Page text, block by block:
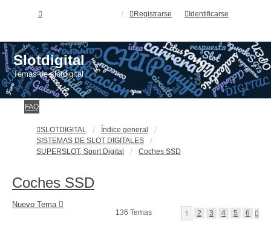
Identificarse
Registrarse
Slotdigital
Temas de slotdigital
FAQ
SLOTDIGITAL
Índice general
SISTEMAS DE SLOT DIGITALES
SUPERSLOT, Sport Digital
Coches SSD
Coches SSD
Nuevo Tema
136 Temas 1 2 3 4 5 6